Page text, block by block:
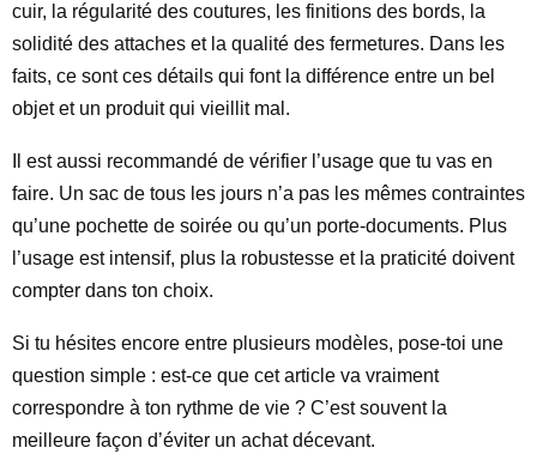
cuir, la régularité des coutures, les finitions des bords, la
solidité des attaches et la qualité des fermetures. Dans les
faits, ce sont ces détails qui font la différence entre un bel
objet et un produit qui vieillit mal.
Il est aussi recommandé de vérifier l’usage que tu vas en
faire. Un sac de tous les jours n’a pas les mêmes contraintes
qu’une pochette de soirée ou qu’un porte-documents. Plus
l’usage est intensif, plus la robustesse et la praticité doivent
compter dans ton choix.
Si tu hésites encore entre plusieurs modèles, pose-toi une
question simple : est-ce que cet article va vraiment
correspondre à ton rythme de vie ? C’est souvent la
meilleure façon d’éviter un achat décevant.